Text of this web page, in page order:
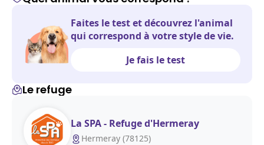
Faites le test et découvrez l'animal
qui correspond à votre style de vie.
Je fais le test
Le refuge
La SPA - Refuge d'Hermeray
Hermeray (78125)